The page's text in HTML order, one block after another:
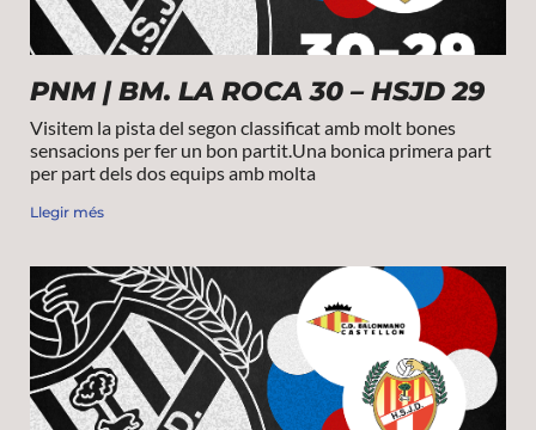
PNM | BM. LA ROCA 30 – HSJD 29
Visitem la pista del segon classificat amb molt bones
sensacions per fer un bon partit.Una bonica primera part
per part dels dos equips amb molta
Llegir més